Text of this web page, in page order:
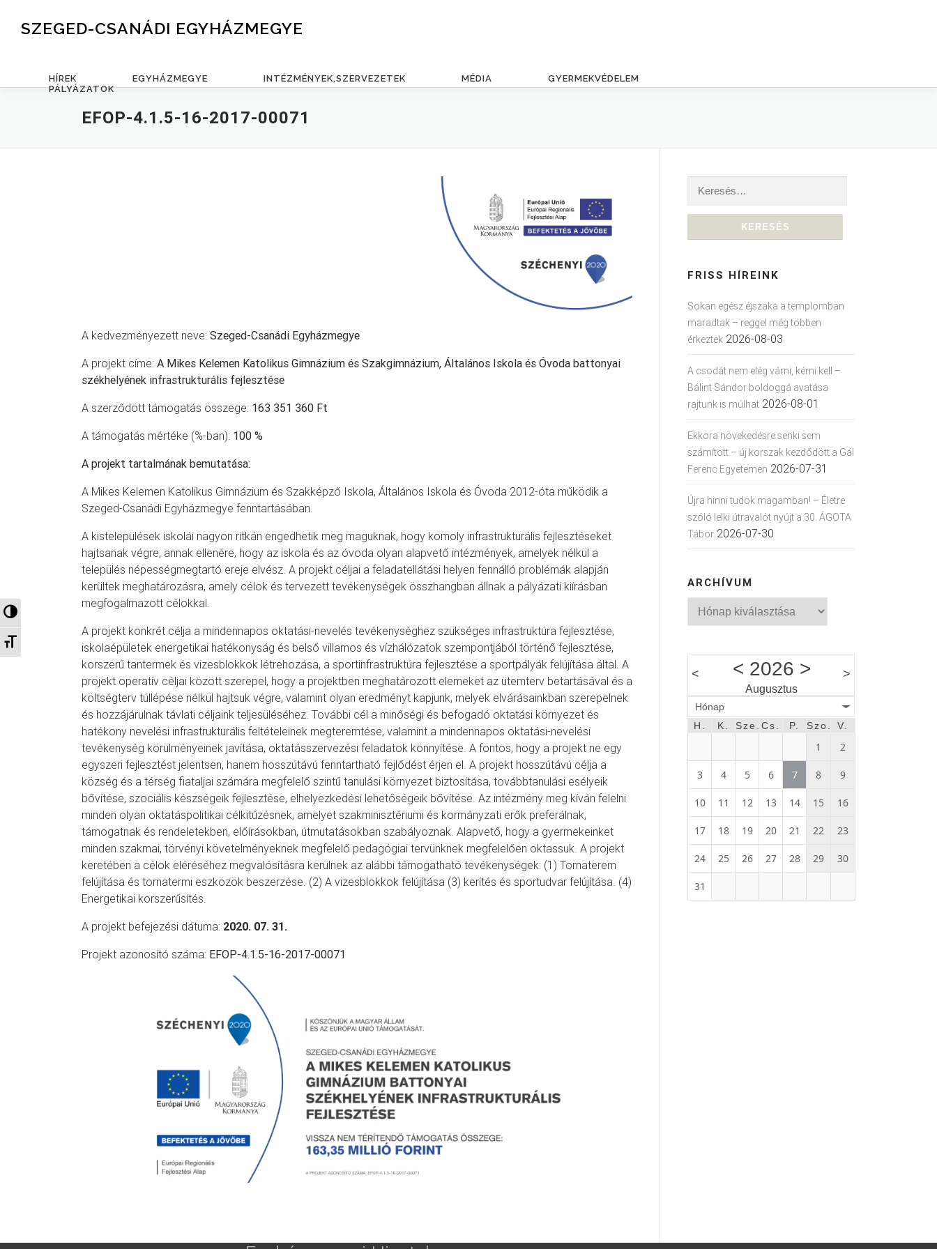
Nagy kontraszt váltása
Betűméret váltása
SZEGED-CSANÁDI EGYHÁZMEGYE
HÍREK EGYHÁZMEGYE INTÉZMÉNYEK,SZERVEZETEK MÉDIA
GYERMEKVÉDELEM
PÁLYÁZATOK
EFOP-4.1.5-16-2017-00071
A kedvezményezett neve: Szeged-Csanádi Egyházmegye
A projekt címe: A Mikes Kelemen Katolikus Gimnázium és Szakgimnázium, Általános Iskola és Óvoda battonyai
székhelyének infrastrukturális fejlesztése
A szerződött támogatás összege: 163 351 360 Ft
A támogatás mértéke (%-ban): 100 %
A projekt tartalmának bemutatása:
A Mikes Kelemen Katolikus Gimnázium és Szakképző Iskola, Általános Iskola és Óvoda 2012-óta működik a
Szeged-Csanádi Egyházmegye fenntartásában.
A kistelepülések iskolái nagyon ritkán engedhetik meg maguknak, hogy komoly infrastrukturális fejlesztéseket
hajtsanak végre, annak ellenére, hogy az iskola és az óvoda olyan alapvető intézmények, amelyek nélkül a
település népességmegtartó ereje elvész. A projekt céljai a feladatellátási helyen fennálló problémák alapján
kerültek meghatározásra, amely célok és tervezett tevékenységek összhangban állnak a pályázati kiírásban
megfogalmazott célokkal.
A projekt konkrét célja a mindennapos oktatási-nevelés tevékenységhez szükséges infrastruktúra fejlesztése,
iskolaépületek energetikai hatékonyság és belső villamos és vízhálózatok szempontjából történő fejlesztése,
korszerű tantermek és vizesblokkok létrehozása, a sportinfrastruktúra fejlesztése a sportpályák felújítása által. A
projekt operatív céljai között szerepel, hogy a projektben meghatározott elemeket az ütemterv betartásával és a
költségterv túllépése nélkül hajtsuk végre, valamint olyan eredményt kapjunk, melyek elvárásainkban szerepelnek
és hozzájárulnak távlati céljaink teljesüléséhez. További cél a minőségi és befogadó oktatási környezet és
hatékony nevelési infrastrukturális feltételeinek megteremtése, valamint a mindennapos oktatási-nevelési
tevékenység körülményeinek javítása, oktatásszervezési feladatok könnyítése. A fontos, hogy a projekt ne egy
egyszeri fejlesztést jelentsen, hanem hosszútávú fenntartható fejlődést érjen el. A projekt hosszútávú célja a
község és a térség fiataljai számára megfelelő szintű tanulási környezet biztosítása, továbbtanulási esélyeik
bővítése, szociális készségeik fejlesztése, elhelyezkedési lehetőségeik bővítése. Az intézmény meg kíván felelni
minden olyan oktatáspolitikai célkitűzésnek, amelyet szakminisztériumi és kormányzati erők preferálnak,
támogatnak és rendeletekben, előírásokban, útmutatásokban szabályoznak. Alapvető, hogy a gyermekeinket
minden szakmai, törvényi követelményeknek megfelelő pedagógiai tervünknek megfelelően oktassuk. A projekt
keretében a célok eléréséhez megvalósításra kerülnek az alábbi támogatható tevékenységek: (1) Tornaterem
felújítása és tornatermi eszközök beszerzése. (2) A vizesblokkok felújítása (3) kerítés és sportudvar felújítása. (4)
Energetikai korszerűsítés.
A projekt befejezési dátuma: 2020. 07. 31.
Projekt azonosító száma: EFOP-4.1.5-16-2017-00071
Keresés:
FRISS HÍREINK
Sokan egész éjszaka a templomban
maradtak – reggel még többen
érkeztek 2026-08-03
A csodát nem elég várni, kérni kell –
Bálint Sándor boldoggá avatása
rajtunk is múlhat 2026-08-01
Ekkora növekedésre senki sem
számított – új korszak kezdődött a Gál
Ferenc Egyetemen 2026-07-31
Újra hinni tudok magamban! – Életre
szóló lelki útravalót nyújt a 30. ÁGOTA
Tábor 2026-07-30
ARCHÍVUM
Archívum
< < 2026 >
Augusztus
>
Hónap
H.
K. Sze. Cs. P. Szo. V.
1 2
3 4 5 6 7 8 9
10 11 12 13 14 15 16
17 18 19 20 21 22 23
24 25 26 27 28 29 30
31